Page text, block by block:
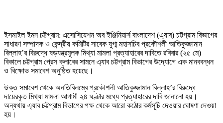
ইসমাইল ইমন চট্টগ্রাম: এসোসিয়েশন অব ইঞ্জিনিয়ার্স বাংলাদেশ (এ্যাব) চট্টগ্রাম বিভাগের
সাধারণ সম্পাদক ও কেন্দ্রীয় কমিটির সাবেক যুগ্ম মহাসচিব প্রকৌশলী আতিকুজ্জামান
বিল্লাহ’র বিরুদ্ধে ষড়যন্ত্রমূলক মিথ্যা মামলা প্রত্যাহারের দাবিতে রবিবার (২৫ মে)
বিকালে চট্টগ্রাম প্রেস ক্লাবের সামনে এ্যাব চট্টগ্রাম বিভাগের উদ্যোগে এক মানববন্ধন
ও বিক্ষোভ সমাবেশ অনুষ্ঠিত হয়েছে।
উক্ত সমাবেশ থেকে অনতিবিলম্বে প্রকৌশলী আতিকুজ্জামান বিল্লাহ’র বিরুদ্ধে
দায়েরকৃত মিথ্যা মামলা আগামী ২৪ ঘণ্টার মধ্যে প্রত্যাহারের দাবি জানানো হয়।
অন্যথায় এ্যাব চট্টগ্রাম বিভাগের পক্ষ থেকে আরো কঠোর কর্মসূচি দেওয়ার ঘোষণা দেওয়া
হয়।